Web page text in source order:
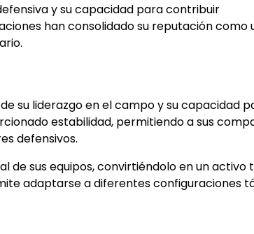
y su capacidad para contribuir
han consolidado su reputación como
su liderazgo en el campo y su capacidad
estabilidad, permitiendo a sus
defensivos.
de sus equipos, convirtiéndolo en un activo
adaptarse a diferentes configuraciones